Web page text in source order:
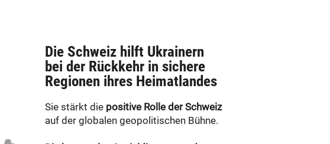
Die Schweiz hilft Ukrainern
bei der Rückkehr in sichere
Regionen ihres Heimatlandes
Sie stärkt die positive Rolle der Schweiz
auf der globalen geopolitischen Bühne.